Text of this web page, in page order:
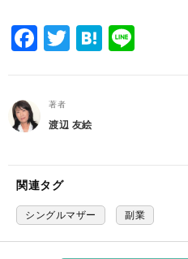
Facebook
TwitterHatena
著者
渡辺 友絵
関連タグ
シングルマザー 副業